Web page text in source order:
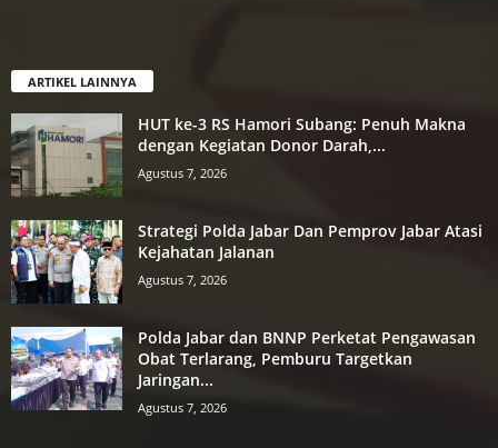
ARTIKEL LAINNYA
HUT ke-3 RS Hamori Subang: Penuh Makna
dengan Kegiatan Donor Darah,...
Agustus 7, 2026
Strategi Polda Jabar Dan Pemprov Jabar Atasi
Kejahatan Jalanan
Agustus 7, 2026
Polda Jabar dan BNNP Perketat Pengawasan
Obat Terlarang, Pemburu Targetkan
Jaringan...
Agustus 7, 2026